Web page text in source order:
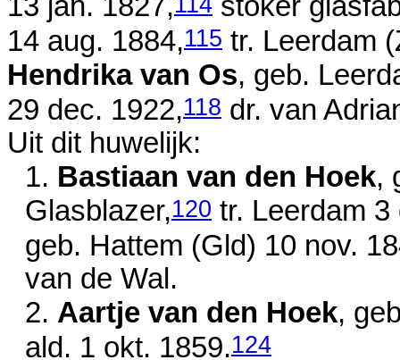
13 jan. 1827,
stoker
14 aug. 1884,115 tr. Leerdam
Hendrika van Os, geb.
29 dec. 1922,118 dr. van
Uit dit huwelijk:
1. Bastiaan van den Hoek,
Glasblazer,120 tr. Leerdam 3
geb. Hattem (Gld) 10 nov.
van de Wal.
2. Aartje van den Hoek,
ald. 1 okt. 1859.124